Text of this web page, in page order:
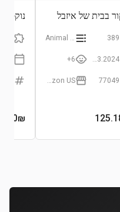
בבית של איזבל
389
6+
77049
נוקס
₪